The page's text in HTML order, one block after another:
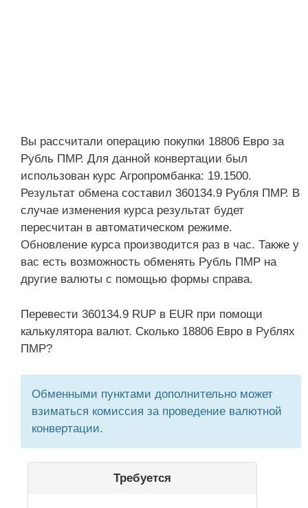
Вы рассчитали операцию покупки 18806 Евро за
Рубль ПМР. Для данной конвертации был
использован курс Агропромбанка: 19.1500.
Результат обмена составил 360134.9 Рубля ПМР. В
случае изменения курса результат будет
пересчитан в автоматическом режиме.
Обновление курса производится раз в час. Также у
вас есть возможность обменять Рубль ПМР на
другие валюты с помощью формы справа.
Перевести 360134.9 RUP в EUR при помощи
калькулятора валют. Сколько 18806 Евро в Рублях
ПМР?
Обменными пунктами дополнительно может
взиматься комиссия за проведение валютной
конвертации.
Требуется